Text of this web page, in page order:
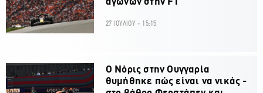
αγώνων στην F1
27 ΙΟΥΛΙΟΥ - 15:15
O Νόρις στην Ουγγαρία
θυμήθηκε πώς είναι να νικάς -